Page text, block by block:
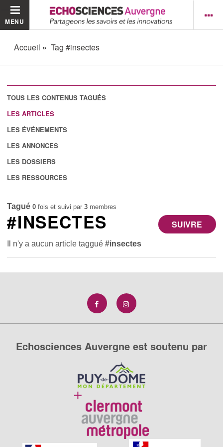
MENU
Accueil Tag #insectes
TOUS LES CONTENUS TAGUÉS
LES ARTICLES
LES ÉVÉNEMENTS
LES ANNONCES
LES DOSSIERS
LES RESSOURCES
Tagué 0 fois et suivi par3 membres
SUIVRE
#INSECTES
Il n'y a aucun article taggué#insectes
Echosciences Auvergne est soutenu par